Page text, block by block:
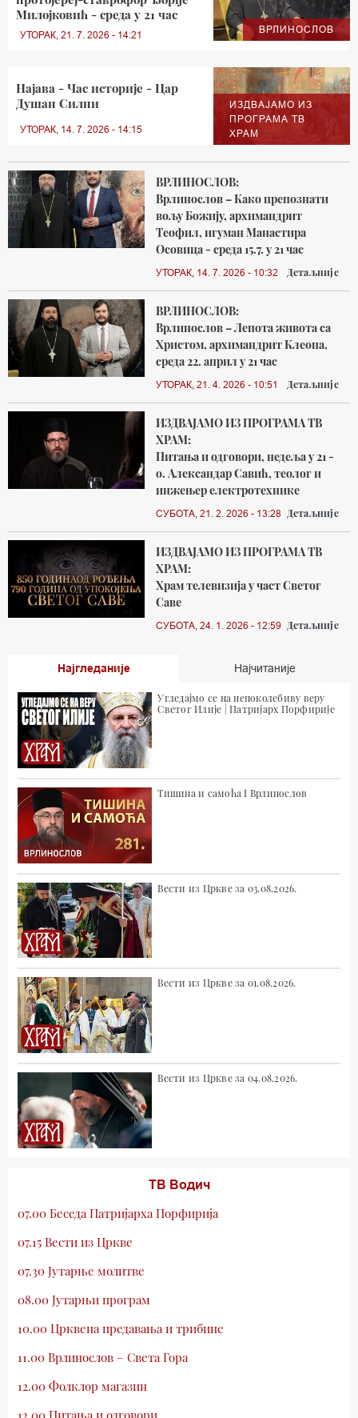
ВРЛИНОСЛОВ
Милојковић - среда у 21 час
УТОРАК, 21. 7. 2026 - 14:21
ИЗДВАЈАМО ИЗ
ПРОГРАМА ТВ
ХРАМ
Најава - Час историје - Цар
Душан Силни
УТОРАК, 14. 7. 2026 - 14:15
ВРЛИНОСЛОВ:
Врлинослов – Како препознати
вољу Божију, архимандрит
Теофил, игуман Манастира
Осовица - среда 15.7. у 21 час
УТОРАК, 14. 7. 2026 - 10:32 Детаљније
ВРЛИНОСЛОВ:
Врлинослов – Лепота живота са
Христом, архимандрит Клеопа,
среда 22. април у 21 час
УТОРАК, 21. 4. 2026 - 10:51 Детаљније
ИЗДВАЈАМО ИЗ ПРОГРАМА ТВ
ХРАМ:
Питања и одговори, недеља у 21 -
о. Александар Савић, теолог и
инжењер електротехнике
СУБОТА, 21. 2. 2026 - 13:28 Детаљније
ИЗДВАЈАМО ИЗ ПРОГРАМА ТВ
ХРАМ:
Храм телевизија у част Светог
Саве
СУБОТА, 24. 1. 2026 - 12:59 Детаљније
Најгледаније Најчитаније
Угледајмо се на непоколебиву веру
Светог Илије | Патријарх Порфирије
Тишина и самоћа I Врлинослов
Вести из Цркве за 03.08.2026.
Вести из Цркве за 01.08.2026.
Вести из Цркве за 04.08.2026.
ТВ Водич
07.00 Беседа Патријарха Порфирија
07.15 Вести из Цркве
07.30 Јутарње молитве
08.00 Јутарњи програм
10.00 Црквена предавања и трибине
11.00 Врлинослов – Света Гора
12.00 Фолклор магазин
13.00 Питања и одговори